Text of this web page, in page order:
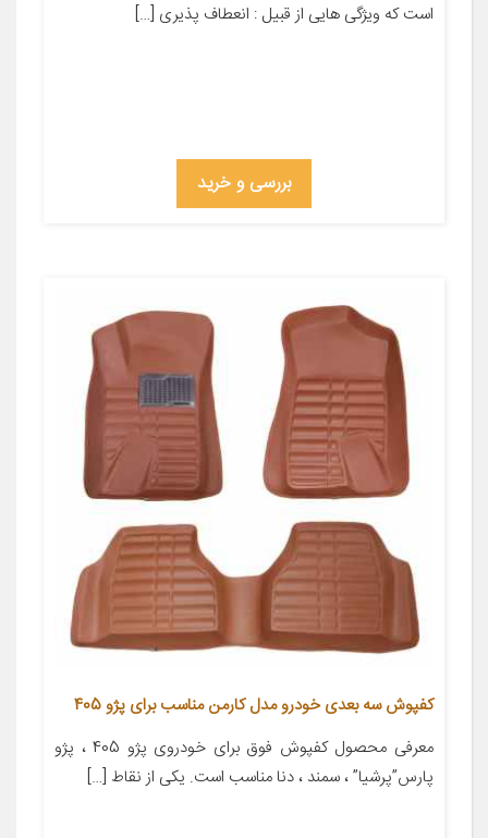
است که ویژگی هایی از قبیل : انعطاف پذیری […]
بررسی و خرید
کفپوش سه بعدی خودرو مدل کارمن مناسب برای پژو 405
معرفی محصول کفپوش فوق برای خودروی پژو 405 ، پژو
پارس”پرشیا” ، سمند ، دنا مناسب است. یکی از نقاط […]